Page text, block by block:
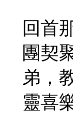
回首
團契
弟，
靈喜